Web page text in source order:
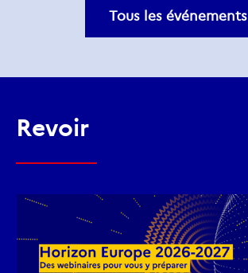
Tous les événements
Revoir